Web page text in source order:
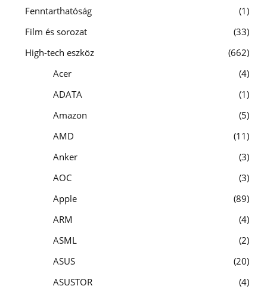
Fenntarthatóság
1
Film és sorozat
33
High-tech eszköz
662
Acer
4
ADATA
1
Amazon
5
AMD
11
Anker
3
AOC
3
Apple
89
ARM
4
ASML
2
ASUS
20
ASUSTOR
4